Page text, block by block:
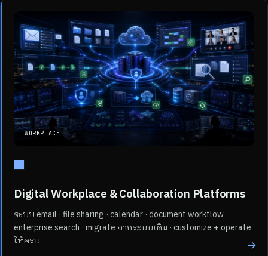
WORKPLACE
■
Digital Workplace & Collaboration Platforms
ระบบ email · file sharing · calendar · document workflow ·
enterprise search · migrate จากระบบเดิม · customize + operate
ให้ครบ
→